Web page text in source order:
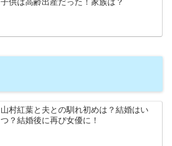
子供は高齢出産だった！家族は？
山村紅葉と夫との馴れ初めは？結婚はい
つ？結婚後に再び女優に！